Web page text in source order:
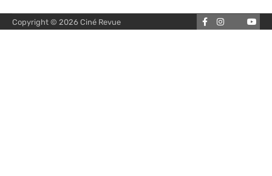
Copyright © 2026 Ciné Revue FacebookInstagram